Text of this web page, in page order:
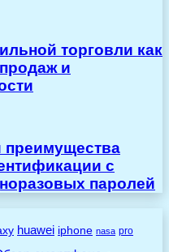
торговли как
и
с
паролей
huawei iphone nasa pro